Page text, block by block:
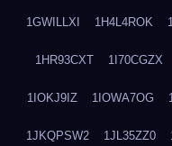
1GWILLXI 1H4L4ROK
1HR93CXT 1I70CGZX
1IOKJ9IZ 1IOWA7OG
1JKQPSW2 1JL35ZZ0